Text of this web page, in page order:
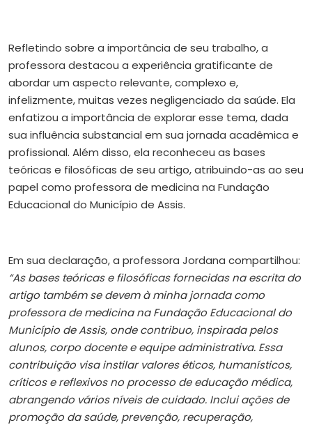
Refletindo sobre a importância de seu trabalho, a
professora destacou a experiência gratificante de
abordar um aspecto relevante, complexo e,
infelizmente, muitas vezes negligenciado da saúde. Ela
enfatizou a importância de explorar esse tema, dada
sua influência substancial em sua jornada acadêmica e
profissional. Além disso, ela reconheceu as bases
teóricas e filosóficas de seu artigo, atribuindo-as ao seu
papel como professora de medicina na Fundação
Educacional do Município de Assis.
Em sua declaração, a professora Jordana compartilhou:
“As bases teóricas e filosóficas fornecidas na escrita do
artigo também se devem à minha jornada como
professora de medicina na Fundação Educacional do
Município de Assis, onde contribuo, inspirada pelos
alunos, corpo docente e equipe administrativa. Essa
contribuição visa instilar valores éticos, humanísticos,
críticos e reflexivos no processo de educação médica,
abrangendo vários níveis de cuidado. Inclui ações de
promoção da saúde, prevenção, recuperação,